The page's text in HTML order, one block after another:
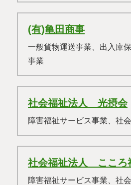
(有)亀田商事
一般貨物運送事業、出入庫
事業
社会福祉法人 光摂会
障害福祉サービス事業、社
社会福祉法人 こころ
障害福祉サービス事業、社